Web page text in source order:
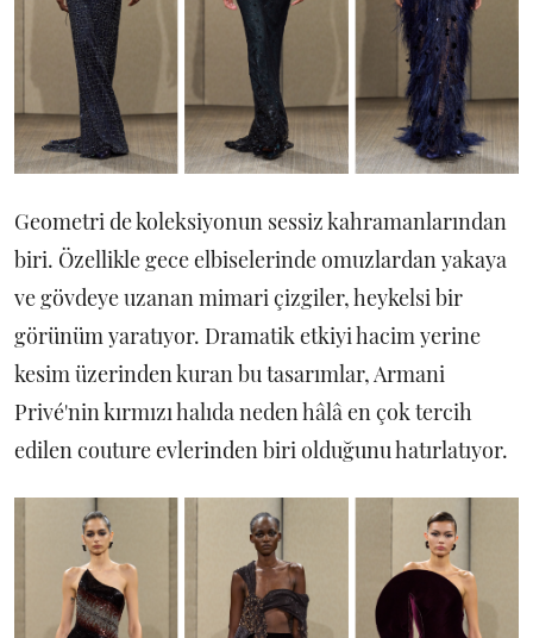
Geometri de koleksiyonun sessiz kahramanlarından
biri. Özellikle gece elbiselerinde omuzlardan yakaya
ve gövdeye uzanan mimari çizgiler, heykelsi bir
görünüm yaratıyor. Dramatik etkiyi hacim yerine
kesim üzerinden kuran bu tasarımlar, Armani
Privé'nin kırmızı halıda neden hâlâ en çok tercih
edilen couture evlerinden biri olduğunu hatırlatıyor.